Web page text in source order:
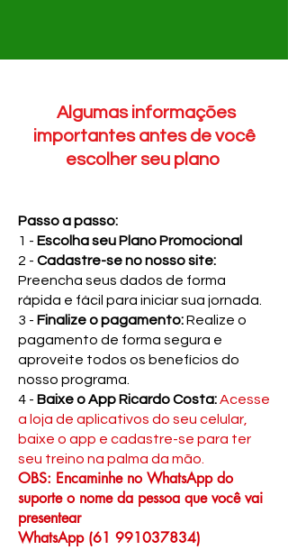
Algumas informações
importantes antes de você
escolher seu plano
Passo a passo:
1 - Escolha seu Plano Promocional
2 - Cadastre-se no nosso site:
Preencha seus dados de forma
rápida e fácil para iniciar sua jornada.
3 - Finalize o pagamento:Realize o
pagamento de forma segura e
aproveite todos os benefícios do
nosso programa.
4 - Baixe o App Ricardo Costa:Acesse
a loja de aplicativos do seu celular,
baixe o app e cadastre-se para ter
seu treino na palma da mão.
OBS: Encaminhe no WhatsApp do
suporte o nome da pessoa que você vai
presentear
WhatsApp (61 991037834)